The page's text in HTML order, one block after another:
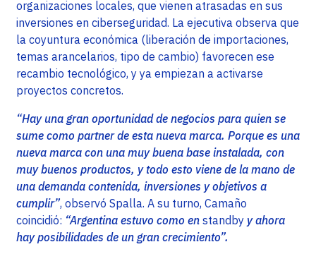
organizaciones locales, que vienen atrasadas en sus
inversiones en ciberseguridad. La ejecutiva observa que
la coyuntura económica (liberación de importaciones,
temas arancelarios, tipo de cambio) favorecen ese
recambio tecnológico, y ya empiezan a activarse
proyectos concretos.
“Hay una gran oportunidad de negocios para quien se
sume como partner de esta nueva marca. Porque es una
nueva marca con una muy buena base instalada, con
muy buenos productos, y todo esto viene de la mano de
una demanda contenida, inversiones y objetivos a
cumplir”, observó Spalla. A su turno, Camaño
coincidió: “Argentina estuvo como en standby y ahora
hay posibilidades de un gran crecimiento”.